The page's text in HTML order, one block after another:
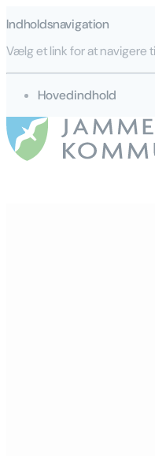
Indholdsnavigation
Vælg et link for at navigere
gå til
Hovedindhold